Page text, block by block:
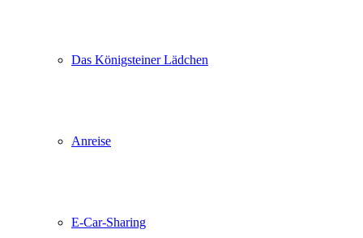
Das Königsteiner Lädchen
Anreise
E-Car-Sharing